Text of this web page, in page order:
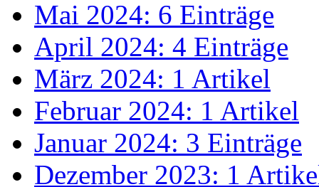
Mai 2024: 6 Einträge
April 2024: 4 Einträge
März 2024: 1 Artikel
Februar 2024: 1 Artikel
Januar 2024: 3 Einträge
Dezember 2023: 1